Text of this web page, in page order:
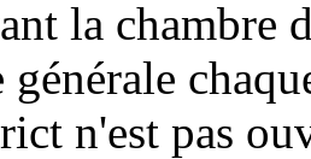
la chambre
générale
n'est pas